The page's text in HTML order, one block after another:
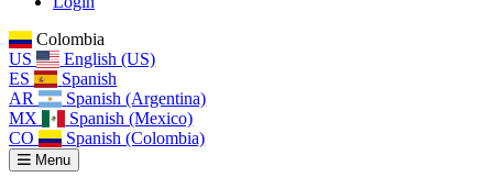
Colombia
US
English (US)
ES
Spanish
AR
Spanish (Argentina)
MX
Spanish (Mexico)
CO
Spanish (Colombia)
Menu